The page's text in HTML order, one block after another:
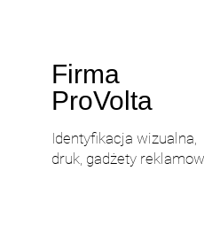
Firma
ProVolta
Identyfikacja wizualna,
druk, gadżety